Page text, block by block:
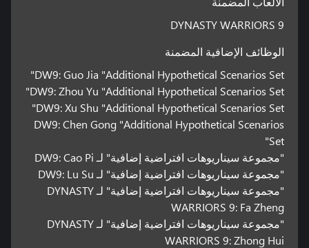
الألعاب المضمنة
DYNASTY WARRIORS 9
الوظائف الإضافية المضمنة
DW9: Guo Jia "Additional Hypothetical Scenarios Set"
DW9: Zhou Yu "Additional Hypothetical Scenarios Set"
DW9: Xu Shu "Additional Hypothetical Scenarios Set"
DW9: Chen Gong "Additional Hypothetical Scenarios
Set"
"مجموعة سيناريوهات افتراضية إضافية" لـ DW9: Cao Pi
"مجموعة سيناريوهات افتراضية إضافية" لـ DW9: Lu Su
"مجموعة سيناريوهات افتراضية إضافية" لـ DYNASTY
WARRIORS 9: Fa Zheng
"مجموعة سيناريوهات افتراضية إضافية" لـ DYNASTY
WARRIORS 9: Zhong Hui